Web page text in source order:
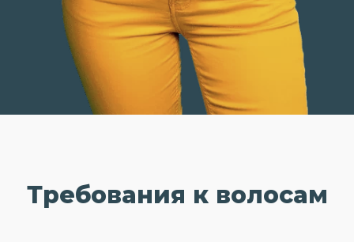
Требования к волосам